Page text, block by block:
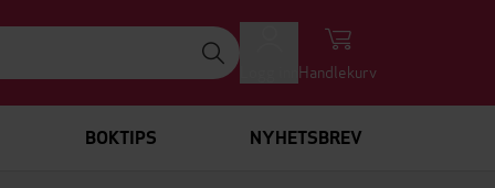
Handlekurv
BOKTIPS NYHETSBREV